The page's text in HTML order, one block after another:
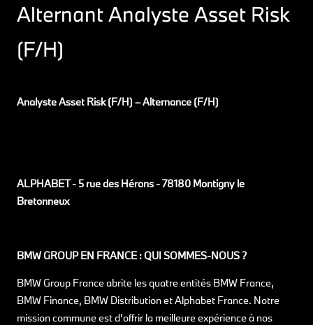
Alternant Analyste Asset Risk
(F/H)
Analyste Asset Risk (F/H) – Alternance (F/H)
ALPHABET - 5 rue des Hérons - 78180 Montigny le
Bretonneux
BMW GROUP EN FRANCE : QUI SOMMES-NOUS ?
BMW Group France abrite les quatre entités BMW France,
BMW Finance, BMW Distribution et Alphabet France. Notre
mission commune est d'offrir la meilleure expérience à nos